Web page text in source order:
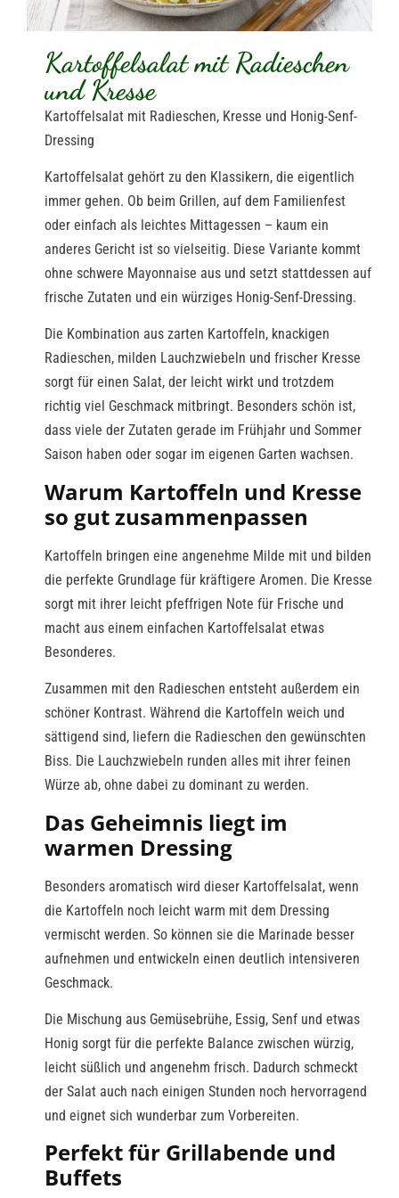
Kartoffelsalat mit Radieschen
und Kresse
Kartoffelsalat mit Radieschen, Kresse und Honig-Senf-
Dressing
Kartoffelsalat gehört zu den Klassikern, die eigentlich
immer gehen. Ob beim Grillen, auf dem Familienfest
oder einfach als leichtes Mittagessen – kaum ein
anderes Gericht ist so vielseitig. Diese Variante kommt
ohne schwere Mayonnaise aus und setzt stattdessen auf
frische Zutaten und ein würziges Honig-Senf-Dressing.
Die Kombination aus zarten Kartoffeln, knackigen
Radieschen, milden Lauchzwiebeln und frischer Kresse
sorgt für einen Salat, der leicht wirkt und trotzdem
richtig viel Geschmack mitbringt. Besonders schön ist,
dass viele der Zutaten gerade im Frühjahr und Sommer
Saison haben oder sogar im eigenen Garten wachsen.
Warum Kartoffeln und Kresse
so gut zusammenpassen
Kartoffeln bringen eine angenehme Milde mit und bilden
die perfekte Grundlage für kräftigere Aromen. Die Kresse
sorgt mit ihrer leicht pfeffrigen Note für Frische und
macht aus einem einfachen Kartoffelsalat etwas
Besonderes.
Zusammen mit den Radieschen entsteht außerdem ein
schöner Kontrast. Während die Kartoffeln weich und
sättigend sind, liefern die Radieschen den gewünschten
Biss. Die Lauchzwiebeln runden alles mit ihrer feinen
Würze ab, ohne dabei zu dominant zu werden.
Das Geheimnis liegt im
warmen Dressing
Besonders aromatisch wird dieser Kartoffelsalat, wenn
die Kartoffeln noch leicht warm mit dem Dressing
vermischt werden. So können sie die Marinade besser
aufnehmen und entwickeln einen deutlich intensiveren
Geschmack.
Die Mischung aus Gemüsebrühe, Essig, Senf und etwas
Honig sorgt für die perfekte Balance zwischen würzig,
leicht süßlich und angenehm frisch. Dadurch schmeckt
der Salat auch nach einigen Stunden noch hervorragend
und eignet sich wunderbar zum Vorbereiten.
Perfekt für Grillabende und
Buffets